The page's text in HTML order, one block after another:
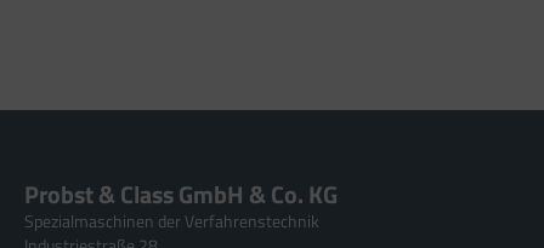
Probst & Class GmbH & Co. KG
Spezialmaschinen der Verfahrenstechnik